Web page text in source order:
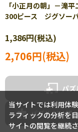
エポック社 パネル
軽量なアルミを使用
「小正月の朝」－滝
300ピース ジグソー
1,386円(税込)
2,706円(税込)
パ
パズルだけ購
当サイトでは利用体
ラフィックの分析を
サイトの閲覧を継続